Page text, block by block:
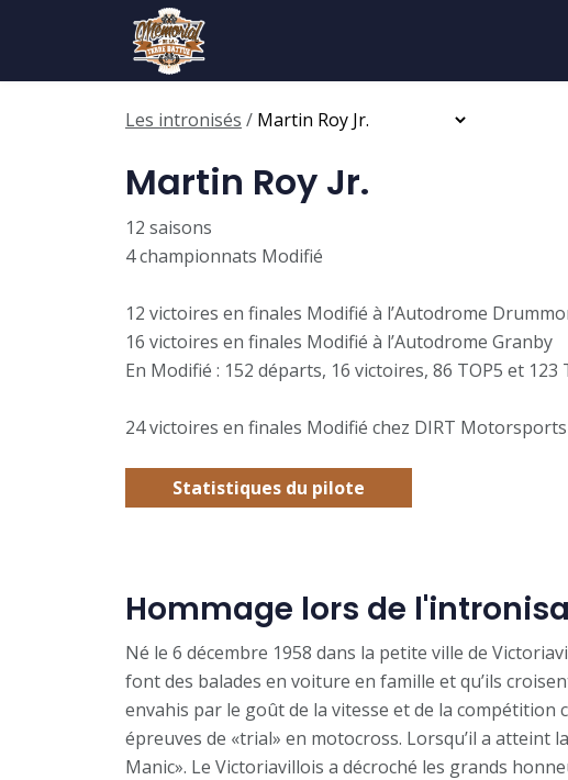
Les intronisés /
Martin Roy Jr.
12 saisons
4 championnats Modifié
12 victoires en finales Modifié à l’Autodrome
16 victoires en finales Modifié à l’Autodrome Granby
En Modifié : 152 départs, 16 victoires, 86 TOP5 et 123
24 victoires en finales Modifié chez DIRT Motorsports
Statistiques du pilote
Hommage lors de
Né le 6 décembre 1958 dans la petite ville de
font des balades en voiture en famille et qu’ils
envahis par le goût de la vitesse et de la compétition
épreuves de «trial» en motocross. Lorsqu’il a atteint
Manic». Le Victoriavillois a décroché les grands